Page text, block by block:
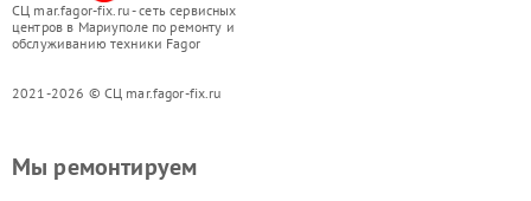
СЦ mar.fagor-fix.ru - сеть сервисных
центров в Мариуполе по ремонту и
обслуживанию техники Fagor
2021-2026 © СЦ mar.fagor-fix.ru
Мы ремонтируем